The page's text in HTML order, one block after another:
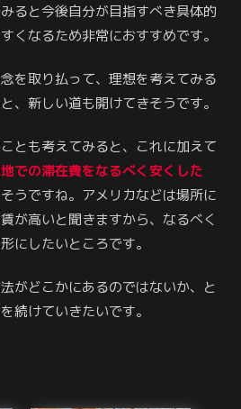
ると今後自分が目指すべき具体的
くなるため非常におすすめです。
を取り払って、理想を考えてみる
、新しい道も開けてきそうです。
とも考えてみると、これに加えて
での滞在費をなるべく安くした
うですね。アメリカなどは場所に
が高いと聞きますから、なるべく
にしたいところです。
がどこかにあるのではないか、と
続けていきたいです。